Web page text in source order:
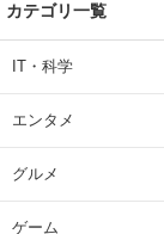
カテゴリ一覧
IT・科学
エンタメ
グルメ
ゲーム